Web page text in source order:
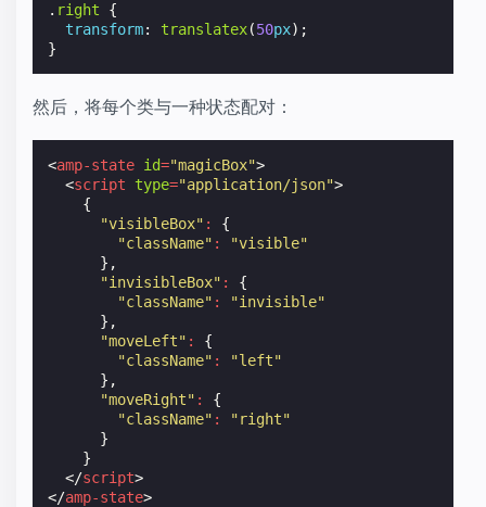
"moveLeft" :
{
},
"className": "right"
</script>
</amp-state>
div
button on="tap:AMP.setState({animateBox:
button on="tap:AMP.setState({animateBox:
button
button on="tap:AMP.setState({animateBox:
. right
{
transform: translatex(50px);
}
然后，将每个类与一种状态配对：
<amp-state id="magicBox">
<script type="application/json">
{
"visibleBox" :
{
"className" :
"visible"
},
"invisibleBox" :
{
"className" :
"invisible"
},
"moveLeft" :
{
"className" :
"left"
},
"moveRight" :
{
"className" :
"right"
}
}
</script>
</amp-state>